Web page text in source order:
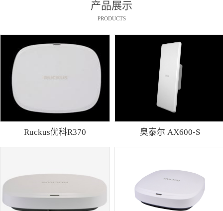
产品展示
PRODUCTS
Ruckus优科R370 奥泰尔 AX600-S